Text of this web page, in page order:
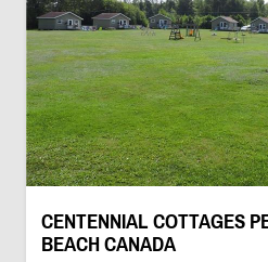
CENTENNIAL COTTAGES
BEACH CANADA